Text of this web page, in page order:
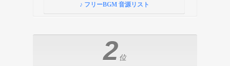
♪ フリーBGM 音源リスト
2位